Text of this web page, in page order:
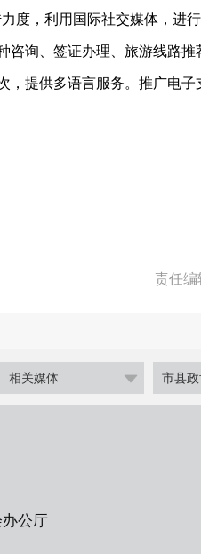
度，利用国际社交媒体，进
询、签证办理、旅游线路推
，提供多语言服务。推广电子
责任编
相关媒体 市县政
公厅